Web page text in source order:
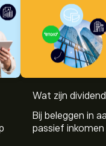
Wat zijn
Bij beleggen in
passief